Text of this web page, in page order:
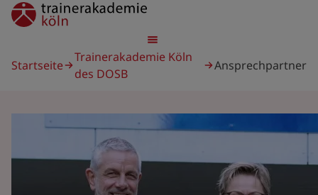
Direkt
zum
trainerakademie
Startseite
Trainerakademie Köln
des DOSB
Ansprechpartner